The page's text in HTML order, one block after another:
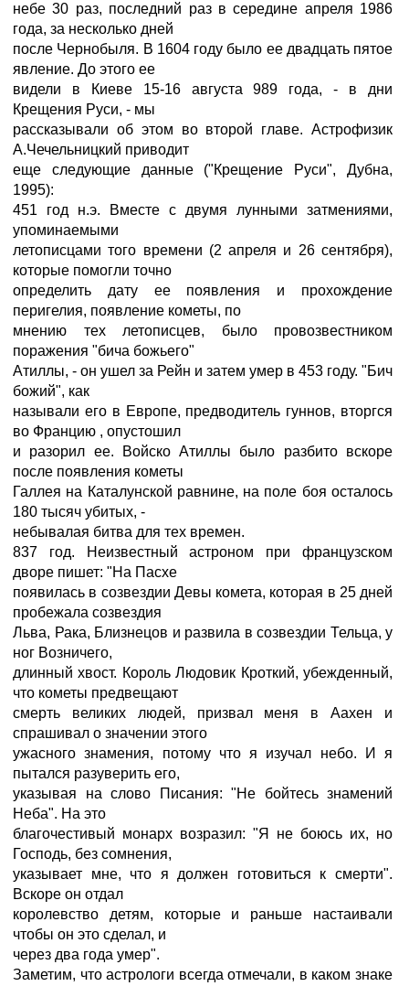
небе 30 раз, последний раз в середине апреля 1986
года, за несколько дней
после Чернобыля. В 1604 году было ее двадцать пятое
явление. До этого ее
видели в Киеве 15-16 августа 989 года, - в дни
Крещения Руси, - мы
рассказывали об этом во второй главе. Астрофизик
А.Чечельницкий приводит
еще следующие данные ("Крещение Руси", Дубна,
1995):
451 год н.э. Вместе с двумя лунными затмениями,
упоминаемыми
летописцами того времени (2 апреля и 26 сентября),
которые помогли точно
определить дату ее появления и прохождение
перигелия, появление кометы, по
мнению тех летописцев, было провозвестником
поражения "бича божьего"
Атиллы, - он ушел за Рейн и затем умер в 453 году. "Бич
божий", как
называли его в Европе, предводитель гуннов, вторгся
во Францию , опустошил
и разорил ее. Войско Атиллы было разбито вскоре
после появления кометы
Галлея на Каталунской равнине, на поле боя осталось
180 тысяч убитых, -
небывалая битва для тех времен.
837 год. Hеизвестный астроном при французском
дворе пишет: "Hа Пасхе
появилась в созвездии Девы комета, которая в 25 дней
пробежала созвездия
Льва, Рака, Близнецов и развила в созвездии Тельца, у
ног Возничего,
длинный хвост. Король Людовик Кроткий, убежденный,
что кометы предвещают
смерть великих людей, призвал меня в Аахен и
спрашивал о значении этого
ужасного знамения, потому что я изучал небо. И я
пытался разуверить его,
указывая на слово Писания: "Hе бойтесь знамений
Hеба". Hа это
благочестивый монарх возразил: "Я не боюсь их, но
Господь, без сомнения,
указывает мне, что я должен готовиться к смерти".
Вскоре он отдал
королевство детям, которые и раньше настаивали
чтобы он это сделал, и
через два года умер".
Заметим, что астрологи всегда отмечали, в каком знаке